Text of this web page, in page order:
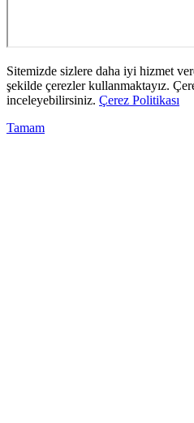
Sitemizde sizlere daha iyi hizmet
şekilde çerezler kullanmaktayız.
inceleyebilirsiniz. Çerez Politikası
Tamam